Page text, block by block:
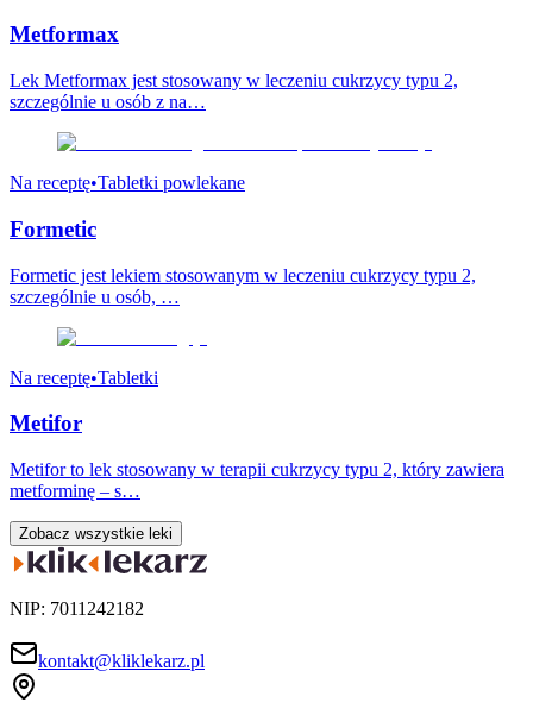
Metformax
Lek Metformax jest stosowany w leczeniu cukrzycy typu 2,
szczególnie u osób z na…
Na receptę•Tabletki powlekane
Formetic
Formetic jest lekiem stosowanym w leczeniu cukrzycy typu 2,
szczególnie u osób, …
Na receptę•Tabletki
Metifor
Metifor to lek stosowany w terapii cukrzycy typu 2, który zawiera
metforminę – s…
Zobacz wszystkie leki
NIP: 7011242182
kontakt@kliklekarz.pl